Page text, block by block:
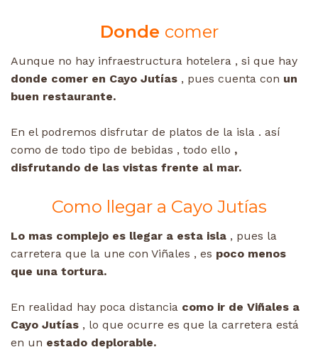
Donde comer
Aunque no hay infraestructura hotelera , si que hay
donde comer en Cayo Jutías , pues cuenta con un
buen restaurante.
En el podremos disfrutar de platos de la isla . así
como de todo tipo de bebidas , todo ello ,
disfrutando de las vistas frente al mar.
Como llegar a Cayo Jutías
Lo mas complejo es llegar a esta isla , pues la
carretera que la une con Viñales , es poco menos
que una tortura.
En realidad hay poca distancia como ir de Viñales a
Cayo Jutías , lo que ocurre es que la carretera está
en un estado deplorable.